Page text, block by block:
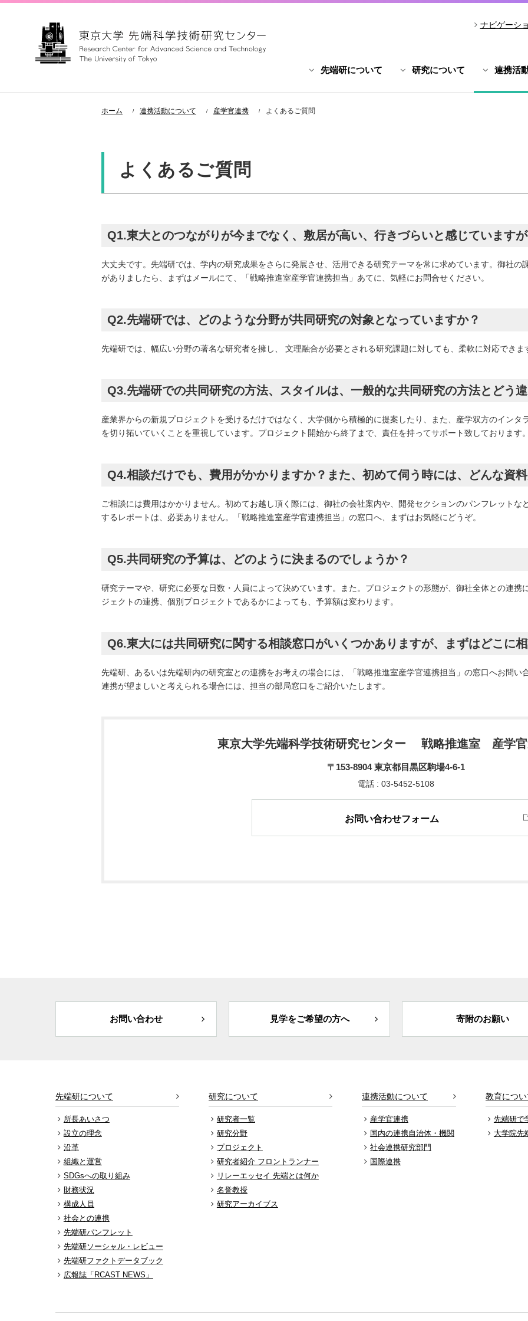
ナビゲーシ
先端研について 研究について 連携活
ホーム 連携活動について 産学官連携 よくあるご質問
よくあるご質問
Q1.東大とのつながりが今までなく、敷居が高い、行きづらいと感じています
大丈夫です。先端研では、学内の研究成果をさらに発展させ、活用できる研究テーマを常に求めています。御社の
がありましたら、まずはメールにて、「戦略推進室産学官連携担当」あてに、気軽にお問合せください。
Q2.先端研では、どのような分野が共同研究の対象となっていますか？
先端研では、幅広い分野の著名な研究者を擁し、 文理融合が必要とされる研究課題に対しても、柔軟に対応できま
Q3.先端研での共同研究の方法、スタイルは、一般的な共同研究の方法とどう
産業界からの新規プロジェクトを受けるだけではなく、大学側から積極的に提案したり、また、産学双方のインタ
を切り拓いていくことを重視しています。プロジェクト開始から終了まで、責任を持ってサポート致しております
Q4.相談だけでも、費用がかかりますか？また、初めて伺う時には、どんな資
ご相談には費用はかかりません。初めてお越し頂く際には、御社の会社案内や、開発セクションのパンフレットな
するレポートは、必要ありません。「戦略推進室産学官連携担当」の窓口へ、まずはお気軽にどうぞ。
Q5.共同研究の予算は、どのように決まるのでしょうか？
研究テーマや、研究に必要な日数・人員によって決めています。また。プロジェクトの形態が、御社全体との連携
ジェクトの連携、個別プロジェクトであるかによっても、予算額は変わります。
Q6.東大には共同研究に関する相談窓口がいくつかありますが、まずはどこに
先端研、あるいは先端研内の研究室との連携をお考えの場合には、「戦略推進室産学官連携担当」の窓口へお問い
連携が望ましいと考えられる場合には、担当の部局窓口をご紹介いたします。
東京大学先端科学技術研究センター 戦略推進室 産学官
〒153-8904 東京都目黒区駒場4-6-1
電話 : 03-5452-5108
お問い合わせフォーム
お問い合わせ 見学をご希望の方へ 寄附のお願い
先端研について
所長あいさつ
設立の理念
沿革
組織と運営
SDGsへの取り組み
財務状況
構成人員
社会との連携
先端研パンフレット
先端研ソーシャル・レビュー
先端研ファクトデータブック
広報誌「RCAST NEWS」
研究について
研究者一覧
研究分野
プロジェクト
研究者紹介 フロントランナー
リレーエッセイ 先端とは何か
名誉教授
研究アーカイブス
連携活動について
産学官連携
国内の連携自治体・機関
社会連携研究部門
国際連携
教育につ
先端研で
大学院先